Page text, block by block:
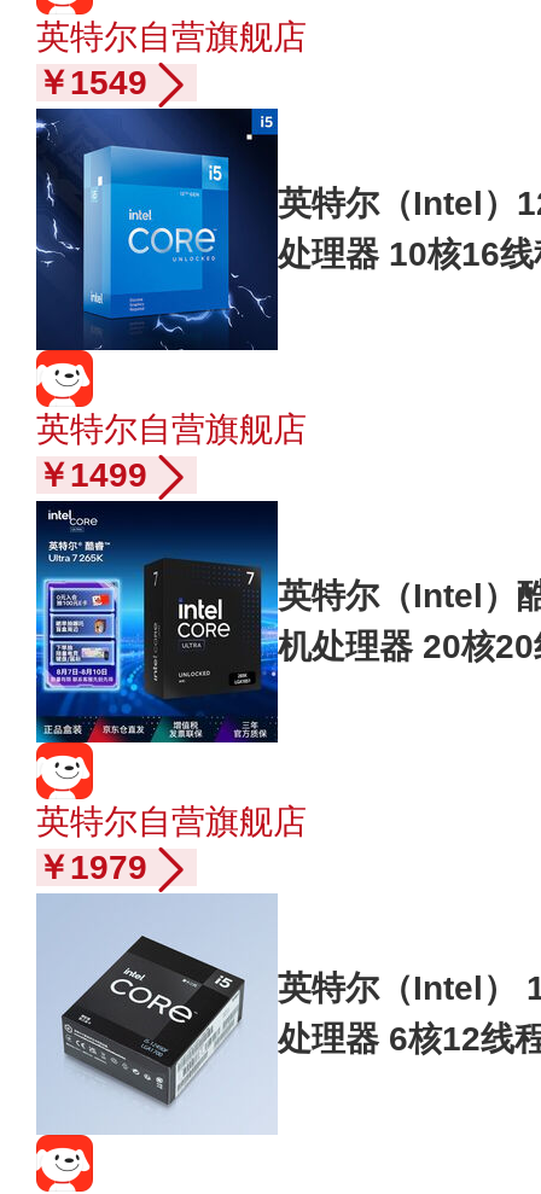
英特尔自营旗舰店
￥1549
英特尔（Intel）
处理器 10核16
英特尔自营旗舰店
￥1499
英特尔（Intel）
机处理器 20核
英特尔自营旗舰店
￥1979
英特尔（Intel）
处理器 6核12线